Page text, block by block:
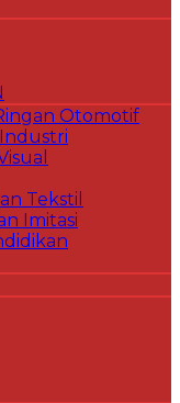
Otomotif
Tekstil
Imitasi